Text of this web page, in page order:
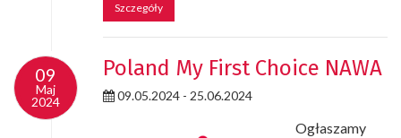
Szczegóły
09
Maj
2024
Poland My First Choice NAWA
09.05.2024 - 25.06.2024
Ogłaszamy